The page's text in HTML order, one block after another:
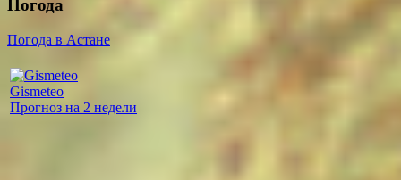
Погода
Погода в Астане
Gismeteo
Прогноз на 2 недели